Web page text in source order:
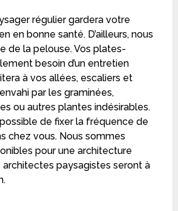
régulier gardera votre
en bonne santé. D’ailleurs, nous
de la pelouse. Vos plates-
besoin d’un entretien
à vos allées, escaliers et
par les graminées,
ou autres plantes indésirables.
de fixer la fréquence de
chez vous. Nous sommes
pour une architecture
architectes paysagistes seront à